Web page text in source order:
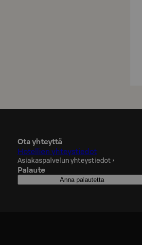
Ota yhteyttä
Hotellien yhteystiedot
Asiakaspalvelun yhteystiedot ›
Palaute
Anna palautetta